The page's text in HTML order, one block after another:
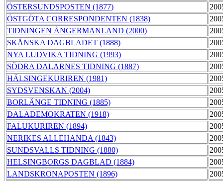
ÖSTERSUNDSPOSTEN (1877)
ÖSTGÖTA CORRESPONDENTEN (1838)
TIDNINGEN ÅNGERMANLAND (2000)
SKÅNSKA DAGBLADET (1888)
NYA LUDVIKA TIDNING (1993)
SÖDRA DALARNES TIDNING (1887)
HÄLSINGEKURIREN (1981)
SYDSVENSKAN (2004)
BORLÄNGE TIDNING (1885)
DALADEMOKRATEN (1918)
FALUKURIREN (1894)
NERIKES ALLEHANDA (1843)
SUNDSVALLS TIDNING (1880)
HELSINGBORGS DAGBLAD (1884)
LANDSKRONAPOSTEN (1896)